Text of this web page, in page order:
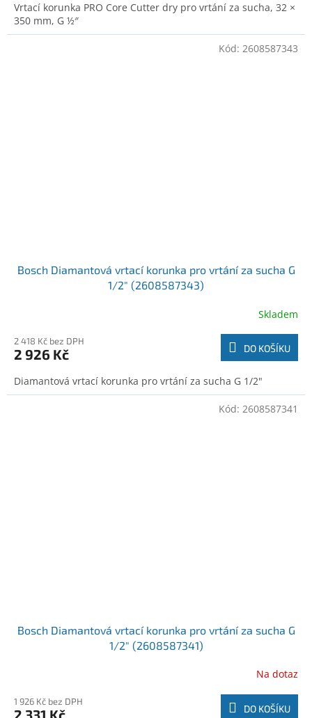
Vrtací korunka PRO Core Cutter dry pro vrtání za sucha, 32 ×
350 mm, G ½″
Bosch Diamantová vrtací korunka pro vrtání za sucha G
1/2" (2608587343)
Skladem
2 418 Kč bez DPH
2 926 Kč DO KOŠÍKU
Diamantová vrtací korunka pro vrtání za sucha G 1/2"
Kód: 2608587343
Bosch Diamantová vrtací korunka pro vrtání za sucha G
1/2" (2608587341)
Na dotaz
1 926 Kč bez DPH
2 331 Kč DO KOŠÍKU
Kód: 2608587341